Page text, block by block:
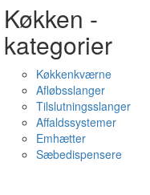
Køkken -
kategorier
Køkkenkværne
Afløbsslanger
Tilslutningsslanger
Affaldssystemer
Emhætter
Sæbedispensere